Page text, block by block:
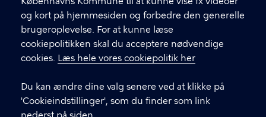
og kort på hjemmesiden og forbedre den generelle
brugeroplevelse. For at kunne læse
cookiepolitikken skal du acceptere nødvendige
cookies. Læs hele vores cookiepolitik her
Du kan ændre dine valg senere ved at klikke på
'Cookieindstillinger', som du finder som link
CVR-nummer64942212
GENVEJE
Digital Post
Databeskyttelse